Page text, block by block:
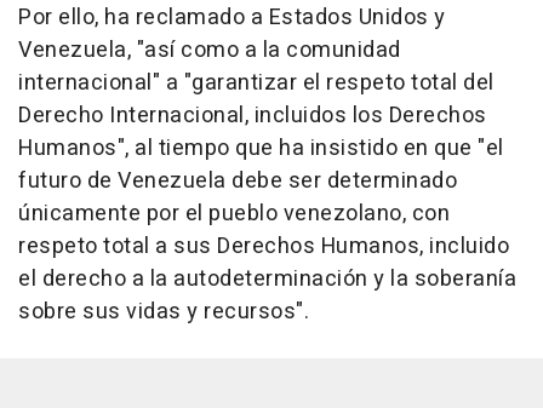
Por ello, ha reclamado a Estados Unidos y
Venezuela, "así como a la comunidad
internacional" a "garantizar el respeto total del
Derecho Internacional, incluidos los Derechos
Humanos", al tiempo que ha insistido en que "el
futuro de Venezuela debe ser determinado
únicamente por el pueblo venezolano, con
respeto total a sus Derechos Humanos, incluido
el derecho a la autodeterminación y la soberanía
sobre sus vidas y recursos".